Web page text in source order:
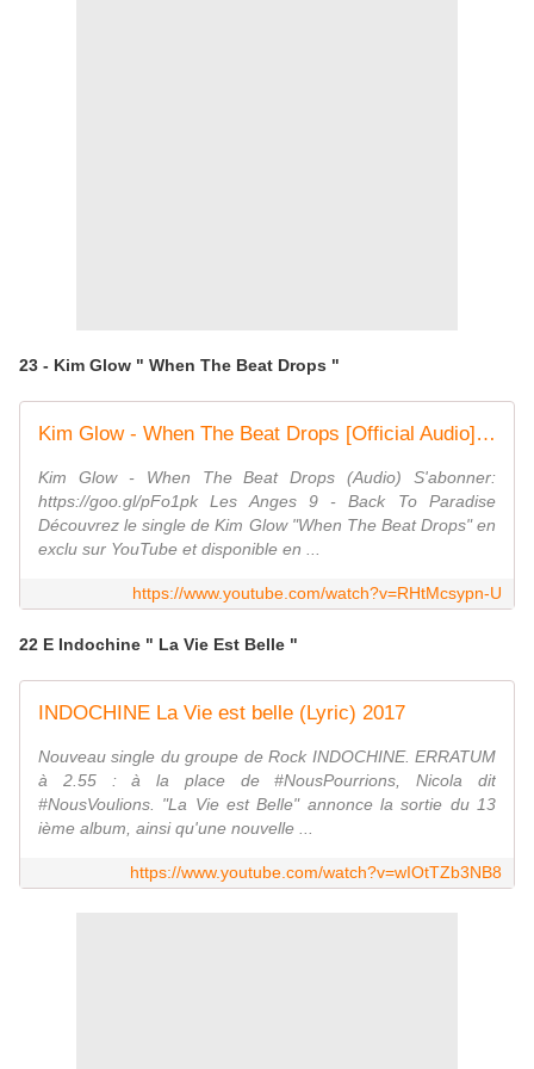
23 - Kim Glow " When The Beat Drops "
Kim Glow - When The Beat Drops [Official Audio] HD
Kim Glow - When The Beat Drops (Audio) S'abonner:
https://goo.gl/pFo1pk Les Anges 9 - Back To Paradise
Découvrez le single de Kim Glow "When The Beat Drops" en
exclu sur YouTube et disponible en ...
https://www.youtube.com/watch?v=RHtMcsypn-U
22 E Indochine " La Vie Est Belle "
INDOCHINE La Vie est belle (Lyric) 2017
Nouveau single du groupe de Rock INDOCHINE. ERRATUM
à 2.55 : à la place de #NousPourrions, Nicola dit
#NousVoulions. "La Vie est Belle" annonce la sortie du 13
ième album, ainsi qu'une nouvelle ...
https://www.youtube.com/watch?v=wIOtTZb3NB8